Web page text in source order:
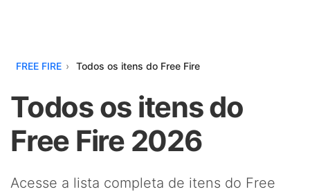
FREE FIRE Todos os itens do Free Fire
Todos os itens do
Free Fire 2026
Acesse a lista completa de itens do Free